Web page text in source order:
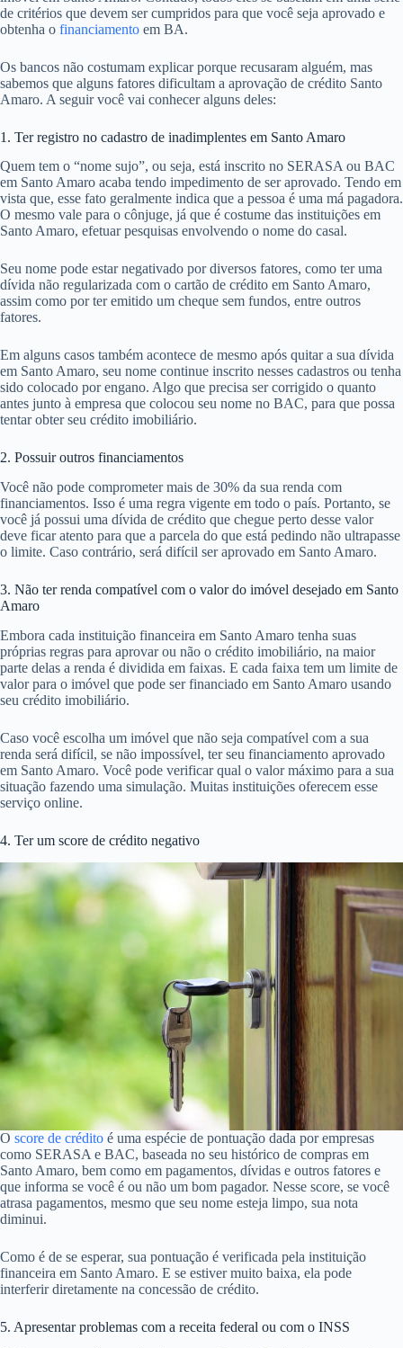
de critérios que devem ser cumpridos para que você seja aprovado e
obtenha o financiamento em BA.
Os bancos não costumam explicar porque recusaram alguém, mas
sabemos que alguns fatores dificultam a aprovação de crédito Santo
Amaro. A seguir você vai conhecer alguns deles:
1. Ter registro no cadastro de inadimplentes em Santo Amaro
Quem tem o “nome sujo”, ou seja, está inscrito no SERASA ou BAC
em Santo Amaro acaba tendo impedimento de ser aprovado. Tendo em
vista que, esse fato geralmente indica que a pessoa é uma má pagadora.
O mesmo vale para o cônjuge, já que é costume das instituições em
Santo Amaro, efetuar pesquisas envolvendo o nome do casal.
Seu nome pode estar negativado por diversos fatores, como ter uma
dívida não regularizada com o cartão de crédito em Santo Amaro,
assim como por ter emitido um cheque sem fundos, entre outros
fatores.
Em alguns casos também acontece de mesmo após quitar a sua dívida
em Santo Amaro, seu nome continue inscrito nesses cadastros ou tenha
sido colocado por engano. Algo que precisa ser corrigido o quanto
antes junto à empresa que colocou seu nome no BAC, para que possa
tentar obter seu crédito imobiliário.
2. Possuir outros financiamentos
Você não pode comprometer mais de 30% da sua renda com
financiamentos. Isso é uma regra vigente em todo o país. Portanto, se
você já possui uma dívida de crédito que chegue perto desse valor
deve ficar atento para que a parcela do que está pedindo não ultrapasse
o limite. Caso contrário, será difícil ser aprovado em Santo Amaro.
3. Não ter renda compatível com o valor do imóvel desejado em Santo
Amaro
Embora cada instituição financeira em Santo Amaro tenha suas
próprias regras para aprovar ou não o crédito imobiliário, na maior
parte delas a renda é dividida em faixas. E cada faixa tem um limite de
valor para o imóvel que pode ser financiado em Santo Amaro usando
seu crédito imobiliário.
Caso você escolha um imóvel que não seja compatível com a sua
renda será difícil, se não impossível, ter seu financiamento aprovado
em Santo Amaro. Você pode verificar qual o valor máximo para a sua
situação fazendo uma simulação. Muitas instituições oferecem esse
serviço online.
4. Ter um score de crédito negativo
O score de crédito é uma espécie de pontuação dada por empresas
como SERASA e BAC, baseada no seu histórico de compras em
Santo Amaro, bem como em pagamentos, dívidas e outros fatores e
que informa se você é ou não um bom pagador. Nesse score, se você
atrasa pagamentos, mesmo que seu nome esteja limpo, sua nota
diminui.
Como é de se esperar, sua pontuação é verificada pela instituição
financeira em Santo Amaro. E se estiver muito baixa, ela pode
interferir diretamente na concessão de crédito.
5. Apresentar problemas com a receita federal ou com o INSS